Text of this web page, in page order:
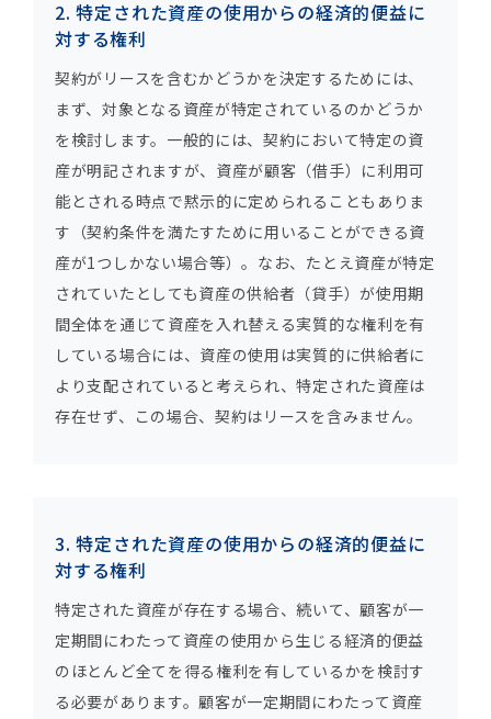
2. 特定された資産の使用からの経済的便益に
対する権利
契約がリースを含むかどうかを決定するためには、
まず、対象となる資産が特定されているのかどうか
を検討します。一般的には、契約において特定の資
産が明記されますが、資産が顧客（借手）に利用可
能とされる時点で黙示的に定められることもありま
す（契約条件を満たすために用いることができる資
産が1つしかない場合等）。なお、たとえ資産が特定
されていたとしても資産の供給者（貸手）が使用期
間全体を通じて資産を入れ替える実質的な権利を有
している場合には、資産の使用は実質的に供給者に
より支配されていると考えられ、特定された資産は
存在せず、この場合、契約はリースを含みません。
3. 特定された資産の使用からの経済的便益に
対する権利
特定された資産が存在する場合、続いて、顧客が一
定期間にわたって資産の使用から生じる経済的便益
のほとんど全てを得る権利を有しているかを検討す
る必要があります。顧客が一定期間にわたって資産